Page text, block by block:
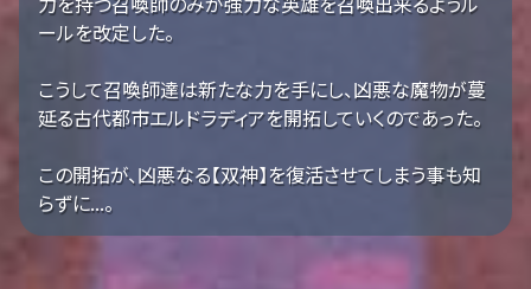
ールを改定した。
こうして召喚師達は新たな力を手にし、凶悪な魔物が蔓
延る古代都市エルドラディアを開拓していくのであった。
この開拓が、凶悪なる【双神】を復活させてしまう事も知
らずに...。